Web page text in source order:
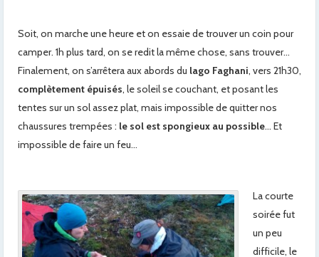
Soit, on marche une heure et on essaie de trouver un coin pour
camper. 1h plus tard, on se redit la même chose, sans trouver…
Finalement, on s’arrêtera aux abords du lago Faghani, vers 21h30,
complètement épuisés, le soleil se couchant, et posant les
tentes sur un sol assez plat, mais impossible de quitter nos
chaussures trempées : le sol est spongieux au possible… Et
impossible de faire un feu…
La courte
soirée fut
un peu
difficile, le